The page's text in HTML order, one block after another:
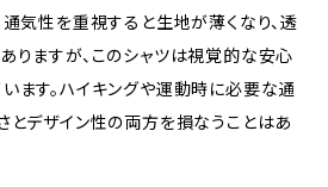
通気性を重視すると生地が薄くなり、透
りますが、このシャツは視覚的な安心
ます。ハイキングや運動時に必要な通
とデザイン性の両方を損なうことはあ